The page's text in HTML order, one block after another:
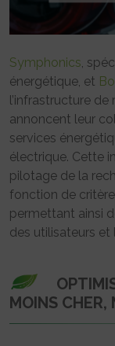
Symphonics,
énergétique, et
l’infrastructure
annoncent leur
services
électrique. Cette
pilotage de la
fonction de
permettant ainsi
des utilisateurs et
MOINS